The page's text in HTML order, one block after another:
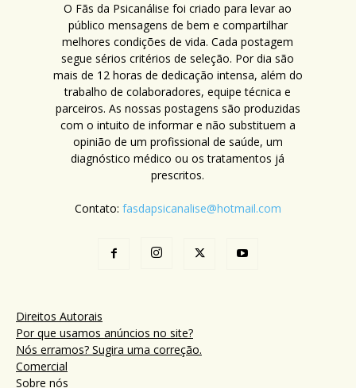
O Fãs da Psicanálise foi criado para levar ao
público mensagens de bem e compartilhar
melhores condições de vida. Cada postagem
segue sérios critérios de seleção. Por dia são
mais de 12 horas de dedicação intensa, além do
trabalho de colaboradores, equipe técnica e
parceiros. As nossas postagens são produzidas
com o intuito de informar e não substituem a
opinião de um profissional de saúde, um
diagnóstico médico ou os tratamentos já
prescritos.
Contato: fasdapsicanalise@hotmail.com
Direitos Autorais
Por que usamos anúncios no site?
Nós erramos? Sugira uma correção.
Comercial
Sobre nós